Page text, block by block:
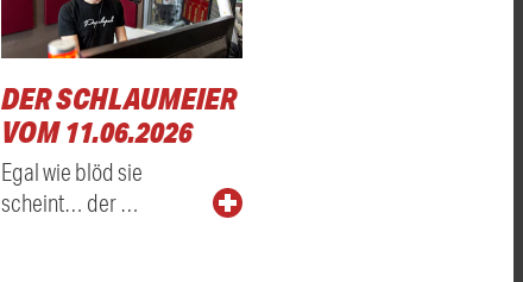
DER SCHLAUMEIER
VOM 11.06.2026
Egal wie blöd sie
scheint… der …